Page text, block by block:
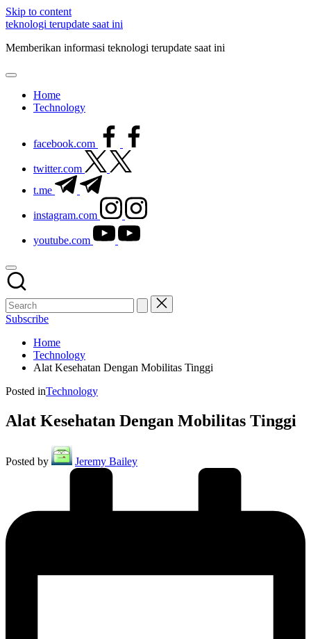
Skip to content
teknologi terupdate saat ini
Memberikan informasi teknologi terupdate saat ini
Home
Technology
facebook.com
twitter.com
t.me
instagram.com
youtube.com
Subscribe
Home
Technology
Alat Kesehatan Dengan Mobilitas Tinggi
Posted inTechnology
Alat Kesehatan Dengan Mobilitas Tinggi
Posted by Jeremy Bailey